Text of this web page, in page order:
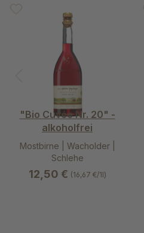
"Bio Cuvée Nr. 20" -
alkoholfrei
Mostbirne | Wacholder |
Schlehe
12,50 € (16,67 €/1l)